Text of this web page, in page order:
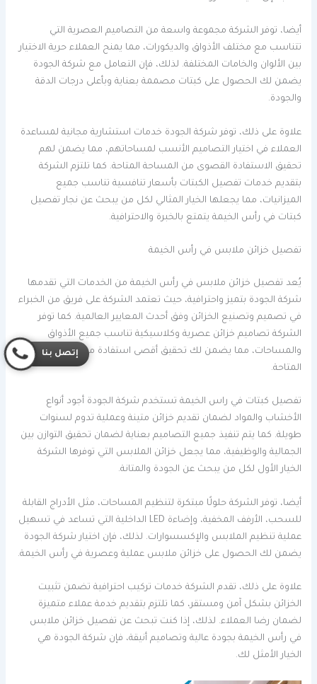
أيضا، توفر الشركة مجموعة واسعة من التصاميم العصرية التي
تتناسب مع مختلف الأذواق والديكورات، مما يمنح العملاء حرية الاختيار
بين الألوان والخامات المختلفة. لذلك، فإن التعامل مع شركة الجودة
يضمن لك الحصول على كبتات مصممة بعناية وبأعلى درجات الدقة
والجودة.
علاوة على ذلك، توفر شركة الجودة خدمات استشارية مجانية لمساعدة
العملاء في اختيار التصاميم الأنسب لمساحاتهم، مما يضمن لهم
تحقيق الاستفادة القصوى من المساحة المتاحة. كما تلتزم الشركة
بتقديم خدمات تفصيل الكبتات بأسعار تنافسية تناسب جميع
الميزانيات، مما يجعلها الخيار المثالي لكل من يبحث عن نجار تفصيل
كبتات في رأس الخيمة يتمتع بالخبرة والاحترافية.
تفصيل خزائن ملابس في رأس الخيمة
يُعد تفصيل خزائن ملابس في رأس الخيمة من الخدمات التي تقدمها
شركة الجودة بتميز واحترافية، حيث تعتمد الشركة على فريق من الخبراء
في تصميم وتصنيع الخزائن وفق أحدث المعايير العالمية. كما توفر
الشركة تصاميم خزائن عصرية وكلاسيكية تناسب جميع الأذواق
والمساحات، مما يضمن لك تحقيق أقصى استفادة من المساحة
المتاحة.
تفصيل كبتات في راس الخيمة تستخدم شركة الجودة أجود أنواع
الأخشاب والمواد لضمان تقديم خزائن متينة وعملية تدوم لسنوات
طويلة. كما يتم تنفيذ جميع التصاميم بعناية لضمان تحقيق التوازن بين
الجمالية والوظيفية، مما يجعل خزائن الملابس التي توفرها الشركة
الخيار الأول لكل من يبحث عن الجودة والمتانة.
أيضا، توفر الشركة حلولًا مبتكرة لتنظيم المساحات، مثل الأدراج القابلة
للسحب، الأرفف المخفية، وإضاءة LED الداخلية التي تساعد في تسهيل
عملية تنظيم الملابس والإكسسوارات. لذلك، فإن اختيار شركة الجودة
يضمن لك الحصول على خزائن ملابس عملية وعصرية في رأس الخيمة.
علاوة على ذلك، تقدم الشركة خدمات تركيب احترافية تضمن تثبيت
الخزائن بشكل آمن ومستقر، كما تلتزم بتقديم خدمة عملاء متميزة
لضمان رضا العملاء. لذلك، إذا كنت تبحث عن تفصيل خزائن ملابس
في رأس الخيمة بجودة عالية وتصاميم أنيقة، فإن شركة الجودة هي
الخيار الأمثل لك.
إتصل بنا